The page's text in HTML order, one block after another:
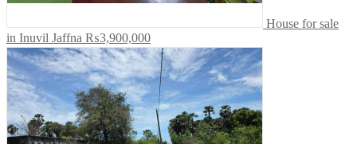
House for sale
in Inuvil Jaffna ₨3,900,000